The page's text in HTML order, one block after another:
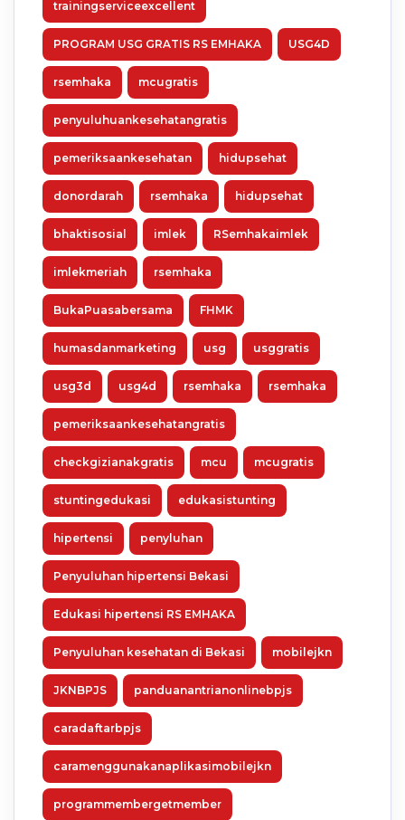
trainingserviceexcellent
PROGRAM USG GRATIS RS EMHAKA USG4D
rsemhaka mcugratis
penyuluhuankesehatangratis
pemeriksaankesehatan hidupsehat
donordarah rsemhaka hidupsehat
bhaktisosial imlek RSemhakaimlek
imlekmeriah rsemhaka
BukaPuasabersama FHMK
humasdanmarketing usg usggratis
usg3d usg4d rsemhaka rsemhaka
pemeriksaankesehatangratis
checkgizianakgratis mcu mcugratis
stuntingedukasi edukasistunting
hipertensi penyluhan
Penyuluhan hipertensi Bekasi
Edukasi hipertensi RS EMHAKA
Penyuluhan kesehatan di Bekasi mobilejkn
JKNBPJS panduanantrianonlinebpjs
caradaftarbpjs
caramenggunakanaplikasimobilejkn
programmembergetmember